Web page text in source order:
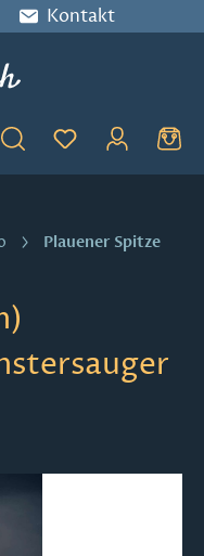
Kontakt
Du hast 0
Plauener Spitze